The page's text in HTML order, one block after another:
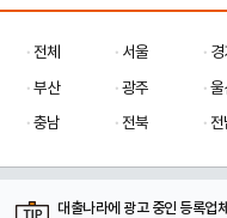
전체 서울 경
부산
광주 울
충남
전북 전
대출나라에 광고 중인 등록업